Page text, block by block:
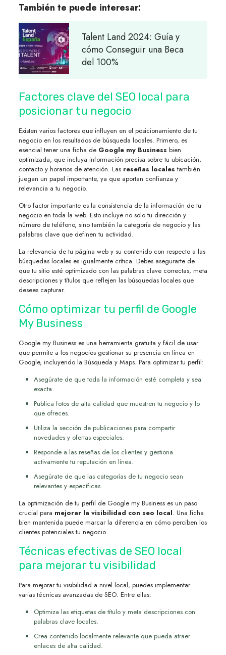
También te puede interesar:
Talent Land 2024: Guía y
cómo Conseguir una Beca
del 100%
Factores clave del SEO local para
posicionar tu negocio
Existen varios factores que influyen en el posicionamiento de tu
negocio en los resultados de búsqueda locales. Primero, es
esencial tener una ficha de Google my Business bien
optimizada, que incluya información precisa sobre tu ubicación,
contacto y horarios de atención. Las reseñas locales también
juegan un papel importante, ya que aportan confianza y
relevancia a tu negocio.
Otro factor importante es la consistencia de la información de tu
negocio en toda la web. Esto incluye no solo tu dirección y
número de teléfono, sino también la categoría de negocio y las
palabras clave que definen tu actividad.
La relevancia de tu página web y su contenido con respecto a las
búsquedas locales es igualmente crítica. Debes asegurarte de
que tu sitio esté optimizado con las palabras clave correctas, meta
descripciones y títulos que reflejen las búsquedas locales que
desees capturar.
Cómo optimizar tu perfil de Google
My Business
Google my Business es una herramienta gratuita y fácil de usar
que permite a los negocios gestionar su presencia en línea en
Google, incluyendo la Búsqueda y Maps. Para optimizar tu perfil:
Asegúrate de que toda la información esté completa y sea
exacta.
Publica fotos de alta calidad que muestren tu negocio y lo
que ofreces.
Utiliza la sección de publicaciones para compartir
novedades y ofertas especiales.
Responde a las reseñas de los clientes y gestiona
activamente tu reputación en línea.
Asegúrate de que las categorías de tu negocio sean
relevantes y específicas.
La optimización de tu perfil de Google my Business es un paso
crucial para mejorar la visibilidad con seo local. Una ficha
bien mantenida puede marcar la diferencia en cómo perciben los
clientes potenciales tu negocio.
Técnicas efectivas de SEO local
para mejorar tu visibilidad
Para mejorar tu visibilidad a nivel local, puedes implementar
varias técnicas avanzadas de SEO. Entre ellas:
Optimiza las etiquetas de título y meta descripciones con
palabras clave locales.
Crea contenido localmente relevante que pueda atraer
enlaces de alta calidad.